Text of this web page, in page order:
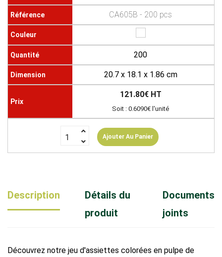
CA605B - 200 pcs
200
20.7 x 18.1 x 1.86 cm
121.80€ HT
Soit : 0.6090€ l'unité
Ajouter Au Panier
Description
Détails du
produit
Documents
joints
Découvrez notre jeu d'assiettes colorées en pulpe de